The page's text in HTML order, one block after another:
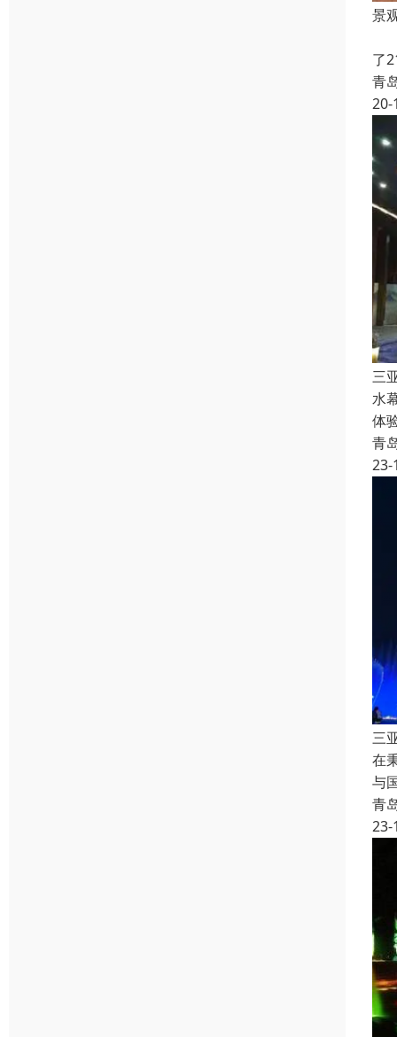
景
了
青
20-
三
水
体
青
23-
三
在
与
青
23-